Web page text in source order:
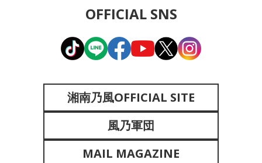
OFFICIAL SNS
湘南乃風OFFICIAL SITE
風乃軍団
MAIL MAGAZINE